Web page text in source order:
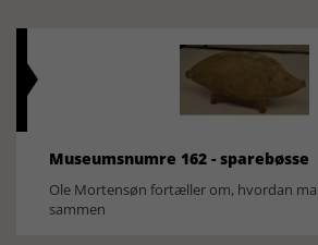
Museumsnumre 162 - sparebøsse
Ole Mortensøn fortæller om, hvordan
sammen